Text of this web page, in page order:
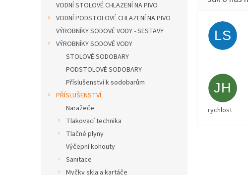
VODNÍ STOLOVÉ CHLAZENÍ NA PIVO
VODNÍ PODSTOLOVÉ CHLAZENÍ NA PIVO
VÝROBNÍKY SODOVÉ VODY - SESTAVY
VÝROBNÍKY SODOVÉ VODY
STOLOVÉ SODOBARY
PODSTOLOVÉ SODOBARY
Příslušenství k sodobarům
PŘÍSLUŠENSTVÍ
Naražeče
Tlakovací technika
Tlačné plyny
Výčepní kohouty
Sanitace
Myčky skla a kartáče
LS
JH
rychlost